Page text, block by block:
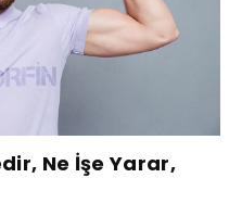
Ne İşe Yarar,